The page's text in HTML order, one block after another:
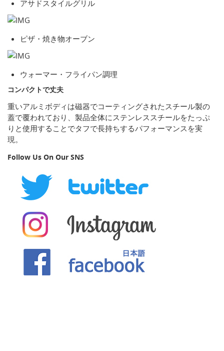
アサドスタイルグリル
ピザ・焼き物オーブン
ウォーマー・フライパン調理
コンパクトで丈夫
重いアルミボディは磁器でコーティングされたスチール製の
蓋で覆われており、製品全体にステンレススチールをたっぷ
りと使用することでタフで長持ちするパフォーマンスを実
現。
Follow Us On Our SNS